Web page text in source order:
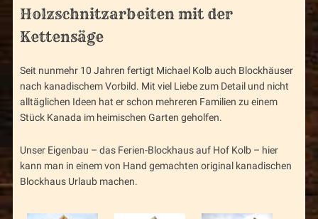
Holzschnitzarbeiten mit der
Kettensäge
Seit nunmehr 10 Jahren fertigt Michael Kolb auch Blockhäuser
nach kanadischem Vorbild. Mit viel Liebe zum Detail und nicht
alltäglichen Ideen hat er schon mehreren Familien zu einem
Stück Kanada im heimischen Garten geholfen.
Unser Eigenbau – das Ferien-Blockhaus auf Hof Kolb – hier
kann man in einem von Hand gemachten original kanadischen
Blockhaus Urlaub machen.